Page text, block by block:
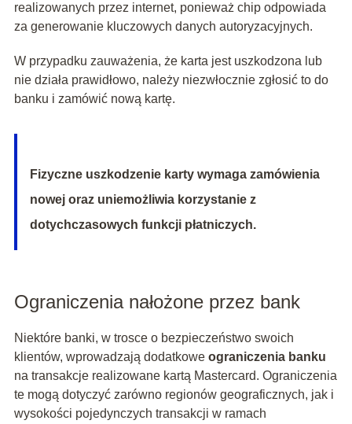
realizowanych przez internet, ponieważ chip odpowiada
za generowanie kluczowych danych autoryzacyjnych.
W przypadku zauważenia, że karta jest uszkodzona lub
nie działa prawidłowo, należy niezwłocznie zgłosić to do
banku i zamówić nową kartę.
Fizyczne uszkodzenie karty wymaga zamówienia
nowej oraz uniemożliwia korzystanie z
dotychczasowych funkcji płatniczych.
Ograniczenia nałożone przez bank
Niektóre banki, w trosce o bezpieczeństwo swoich
klientów, wprowadzają dodatkowe ograniczenia banku
na transakcje realizowane kartą Mastercard. Ograniczenia
te mogą dotyczyć zarówno regionów geograficznych, jak i
wysokości pojedynczych transakcji w ramach